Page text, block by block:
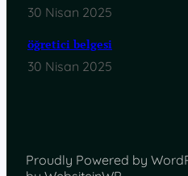
30 Nisan 2025
öğretici belgesi
30 Nisan 2025
Proudly Powered by